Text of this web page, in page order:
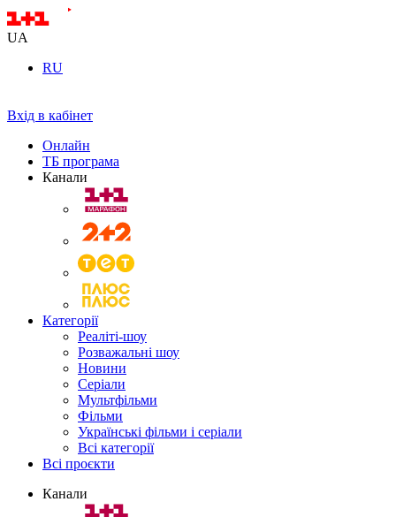
UA
RU
Вхід в кабінет
Онлайн
ТБ програма
Канали
Категорії
Реаліті-шоу
Розважальні шоу
Новини
Серіали
Мультфільми
Фільми
Українські фільми і серіали
Всі категорії
Всі проєкти
Канали